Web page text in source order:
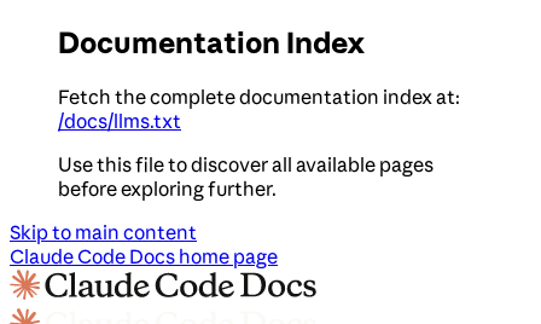
Documentation Index
Fetch the complete documentation index at:
/docs/llms.txt
Use this file to discover all available pages
before exploring further.
Skip to main content
Claude Code Docs home page